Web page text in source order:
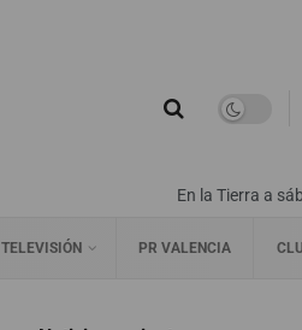
En la Tierra a
TELEVISIÓN PR VALENCIA